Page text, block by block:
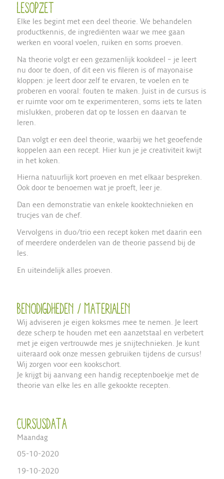
Lesopzet
Elke les begint met een deel theorie. We behandelen
productkennis, de ingrediënten waar we mee gaan
werken en vooral voelen, ruiken en soms proeven.
Na theorie volgt er een gezamenlijk kookdeel – je leert
nu door te doen, of dit een vis fileren is of mayonaise
kloppen: je leert door zelf te ervaren, te voelen en te
proberen en vooral: fouten te maken. Juist in de cursus is
er ruimte voor om te experimenteren, soms iets te laten
mislukken, proberen dat op te lossen en daarvan te
leren.
Dan volgt er een deel theorie, waarbij we het geoefende
koppelen aan een recept. Hier kun je je creativiteit kwijt
in het koken.
Hierna natuurlijk kort proeven en met elkaar bespreken.
Ook door te benoemen wat je proeft, leer je.
Dan een demonstratie van enkele kooktechnieken en
trucjes van de chef.
Vervolgens in duo/trio een recept koken met daarin een
of meerdere onderdelen van de theorie passend bij de
les.
En uiteindelijk alles proeven.
Benodigdheden / materialen
Wij adviseren je eigen koksmes mee te nemen. Je leert
deze scherp te houden met een aanzetstaal en verbetert
met je eigen vertrouwde mes je snijtechnieken. Je kunt
uiteraard ook onze messen gebruiken tijdens de cursus!
Wij zorgen voor een kookschort.
Je krijgt bij aanvang een handig receptenboekje met de
theorie van elke les en alle gekookte recepten.
Cursusdata
Maandag
05-10-2020
19-10-2020